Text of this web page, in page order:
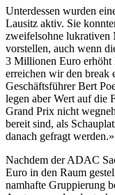
Unterdessen wurden
Lausitz aktiv. Sie
zweifelsohne lukrativen
vorstellen, auch wenn
3 Millionen Euro erhöht
erreichen wir den break
Geschäftsführer Bert
legen aber Wert auf die
Grand Prix nicht
bereit sind, als
danach gefragt werden.»
Nachdem der ADAC
Euro in den Raum
namhafte Gruppierung